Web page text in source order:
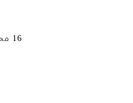
16 محصولات مشابه در شاخه های مختلف: